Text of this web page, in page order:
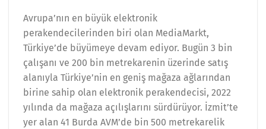
Avrupa’nın en büyük elektronik
perakendecilerinden biri olan MediaMarkt,
Türkiye’de büyümeye devam ediyor. Bugün 3 bin
çalışanı ve 200 bin metrekarenin üzerinde satış
alanıyla Türkiye’nin en geniş mağaza ağlarından
birine sahip olan elektronik perakendecisi, 2022
yılında da mağaza açılışlarını sürdürüyor. İzmit’te
yer alan 41 Burda AVM’de bin 500 metrekarelik